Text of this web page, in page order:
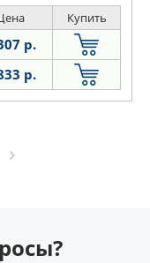
Купить
р.
р.